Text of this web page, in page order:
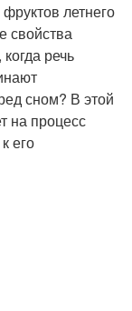
летнего
свойства
речь
сном? В этой
на процесс
его